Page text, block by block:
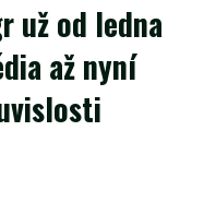
už od ledna
až nyní